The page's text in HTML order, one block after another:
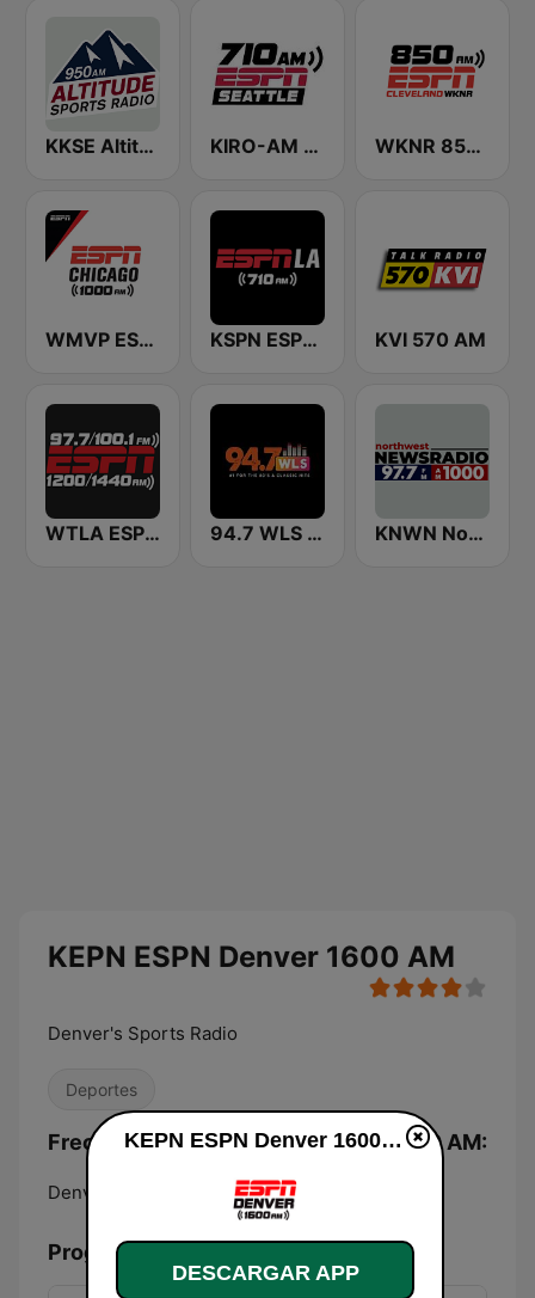
KKSE Altitude Sports AM 950 KIRO-AM 710 ESPN Seattle WKNR 850 ESPN Cleveland
WMVP ESPN Chicago 1000 AM KSPN ESPN LA 710 AM KVI 570 AM
WTLA ESPN Radio 97.7 94.7 WLS FM KNWN Northwest News Radio
KEPN ESPN Denver 1600 AM
Denver's Sports Radio
Deportes
Frecuencias KEPN ESPN Denver 1600 AM:
Denver:
Programación
KEPN ESPN Denver 1600 AM en vivo
DESCARGAR APP